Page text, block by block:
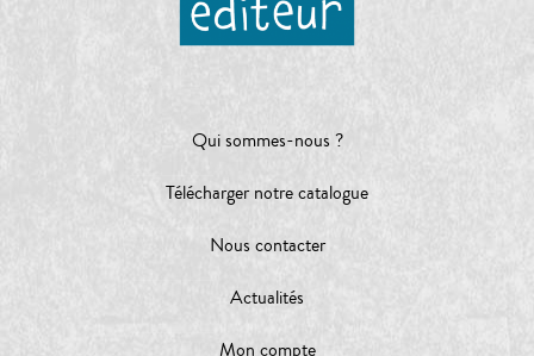
Qui sommes-nous ?
Télécharger notre catalogue
Nous contacter
Actualités
Mon compte